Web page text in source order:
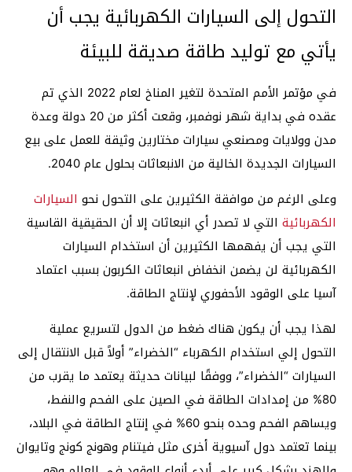
التحول إلى السيارات الكهربائية يجب أن
يأتي مع توليد طاقة صديقة للبيئة
في مؤتمر الأمم المتحدة لتغير المناخ لعام 2022 الذي تم
عقده في بداية شهر نوفمبر، وقعت أكثر من 20 دولة وعدة
مدن وولايات ومصنعي سيارات مختارين وثيقة للعمل على بيع
السيارات الجديدة الخالية من الانبعاثات بحلول عام 2040.
وعلى الرغم من موافقة الكثيرين على التحول نحو السيارات
الكهربائية التي لا تصدر أي انبعاثات إلا أن الحقيقية القاسية
التي يجب أن يفهمها الكثيرين أن استخدام السيارات
الكهربائية لن يضمن انخفاض انبعاثات الكربون بسبب اعتماد
آسيا على الوقود الأحفوري لإنتاج الطاقة.
لهذا يجب أن يكون هناك ضغط من الدول لتسريع عملية
التحول إلي استخدام الكهرباء “الخضراء” أولاً قبل الانتقال إلى
السيارات “الخضراء”، ووفقًا لبيانات حديثة يعتمد ما يقرب من
80% من إمدادات الطاقة في الصين على الفحم والنفط،
ويساهم الفحم وحده بنحو 60% في إنتاج الطاقة في البلاد،
بينما تعتمد دول آسيوية أخرى مثل فيتنام وهونج كونج وتايوان